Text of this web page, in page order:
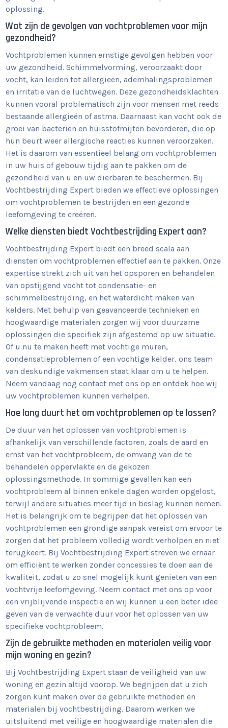
oplossing.
Wat zijn de gevolgen van vochtproblemen voor mijn
gezondheid?
Vochtproblemen kunnen ernstige gevolgen hebben voor
uw gezondheid. Schimmelvorming, veroorzaakt door
vocht, kan leiden tot allergieën, ademhalingsproblemen
en irritatie van de luchtwegen. Deze gezondheidsklachten
kunnen vooral problematisch zijn voor mensen met reeds
bestaande allergieën of astma. Daarnaast kan vocht ook de
groei van bacteriën en huisstofmijten bevorderen, die op
hun beurt weer allergische reacties kunnen veroorzaken.
Het is daarom van essentieel belang om vochtproblemen
in uw huis of gebouw tijdig aan te pakken om de
gezondheid van u en uw dierbaren te beschermen. Bij
Vochtbestrijding Expert bieden we effectieve oplossingen
om vochtproblemen te bestrijden en een gezonde
leefomgeving te creëren.
Welke diensten biedt Vochtbestrijding Expert aan?
Vochtbestrijding Expert biedt een breed scala aan
diensten om vochtproblemen effectief aan te pakken. Onze
expertise strekt zich uit van het opsporen en behandelen
van opstijgend vocht tot condensatie- en
schimmelbestrijding, en het waterdicht maken van
kelders. Met behulp van geavanceerde technieken en
hoogwaardige materialen zorgen wij voor duurzame
oplossingen die specifiek zijn afgestemd op uw situatie.
Of u nu te maken heeft met vochtige muren,
condensatieproblemen of een vochtige kelder, ons team
van deskundige vakmensen staat klaar om u te helpen.
Neem vandaag nog contact met ons op en ontdek hoe wij
uw vochtproblemen kunnen verhelpen.
Hoe lang duurt het om vochtproblemen op te lossen?
De duur van het oplossen van vochtproblemen is
afhankelijk van verschillende factoren, zoals de aard en
ernst van het vochtprobleem, de omvang van de te
behandelen oppervlakte en de gekozen
oplossingsmethode. In sommige gevallen kan een
vochtprobleem al binnen enkele dagen worden opgelost,
terwijl andere situaties meer tijd in beslag kunnen nemen.
Het is belangrijk om te begrijpen dat het oplossen van
vochtproblemen een grondige aanpak vereist om ervoor te
zorgen dat het probleem volledig wordt verholpen en niet
terugkeert. Bij Vochtbestrijding Expert streven we ernaar
om efficiënt te werken zonder concessies te doen aan de
kwaliteit, zodat u zo snel mogelijk kunt genieten van een
vochtvrije leefomgeving. Neem contact met ons op voor
een vrijblijvende inspectie en wij kunnen u een beter idee
geven van de verwachte duur voor het oplossen van uw
specifieke vochtprobleem.
Zijn de gebruikte methoden en materialen veilig voor
mijn woning en gezin?
Bij Vochtbestrijding Expert staan de veiligheid van uw
woning en gezin altijd voorop. We begrijpen dat u zich
zorgen kunt maken over de gebruikte methoden en
materialen bij vochtbestrijding. Daarom werken we
uitsluitend met veilige en hoogwaardige materialen die